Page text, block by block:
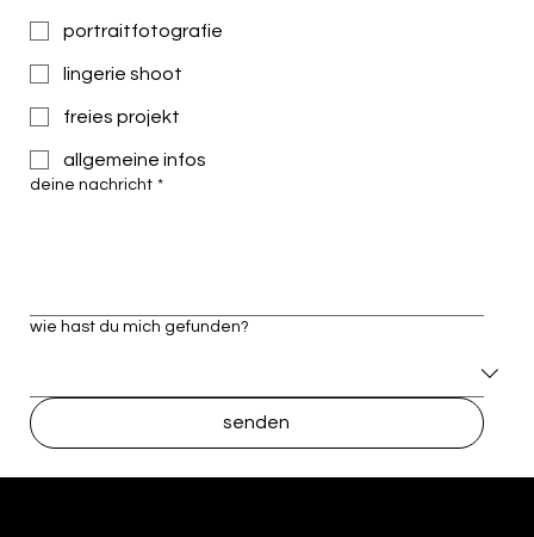
portraitfotografie
lingerie shoot
freies projekt
allgemeine infos
deine nachricht *
wie hast du mich gefunden?
senden